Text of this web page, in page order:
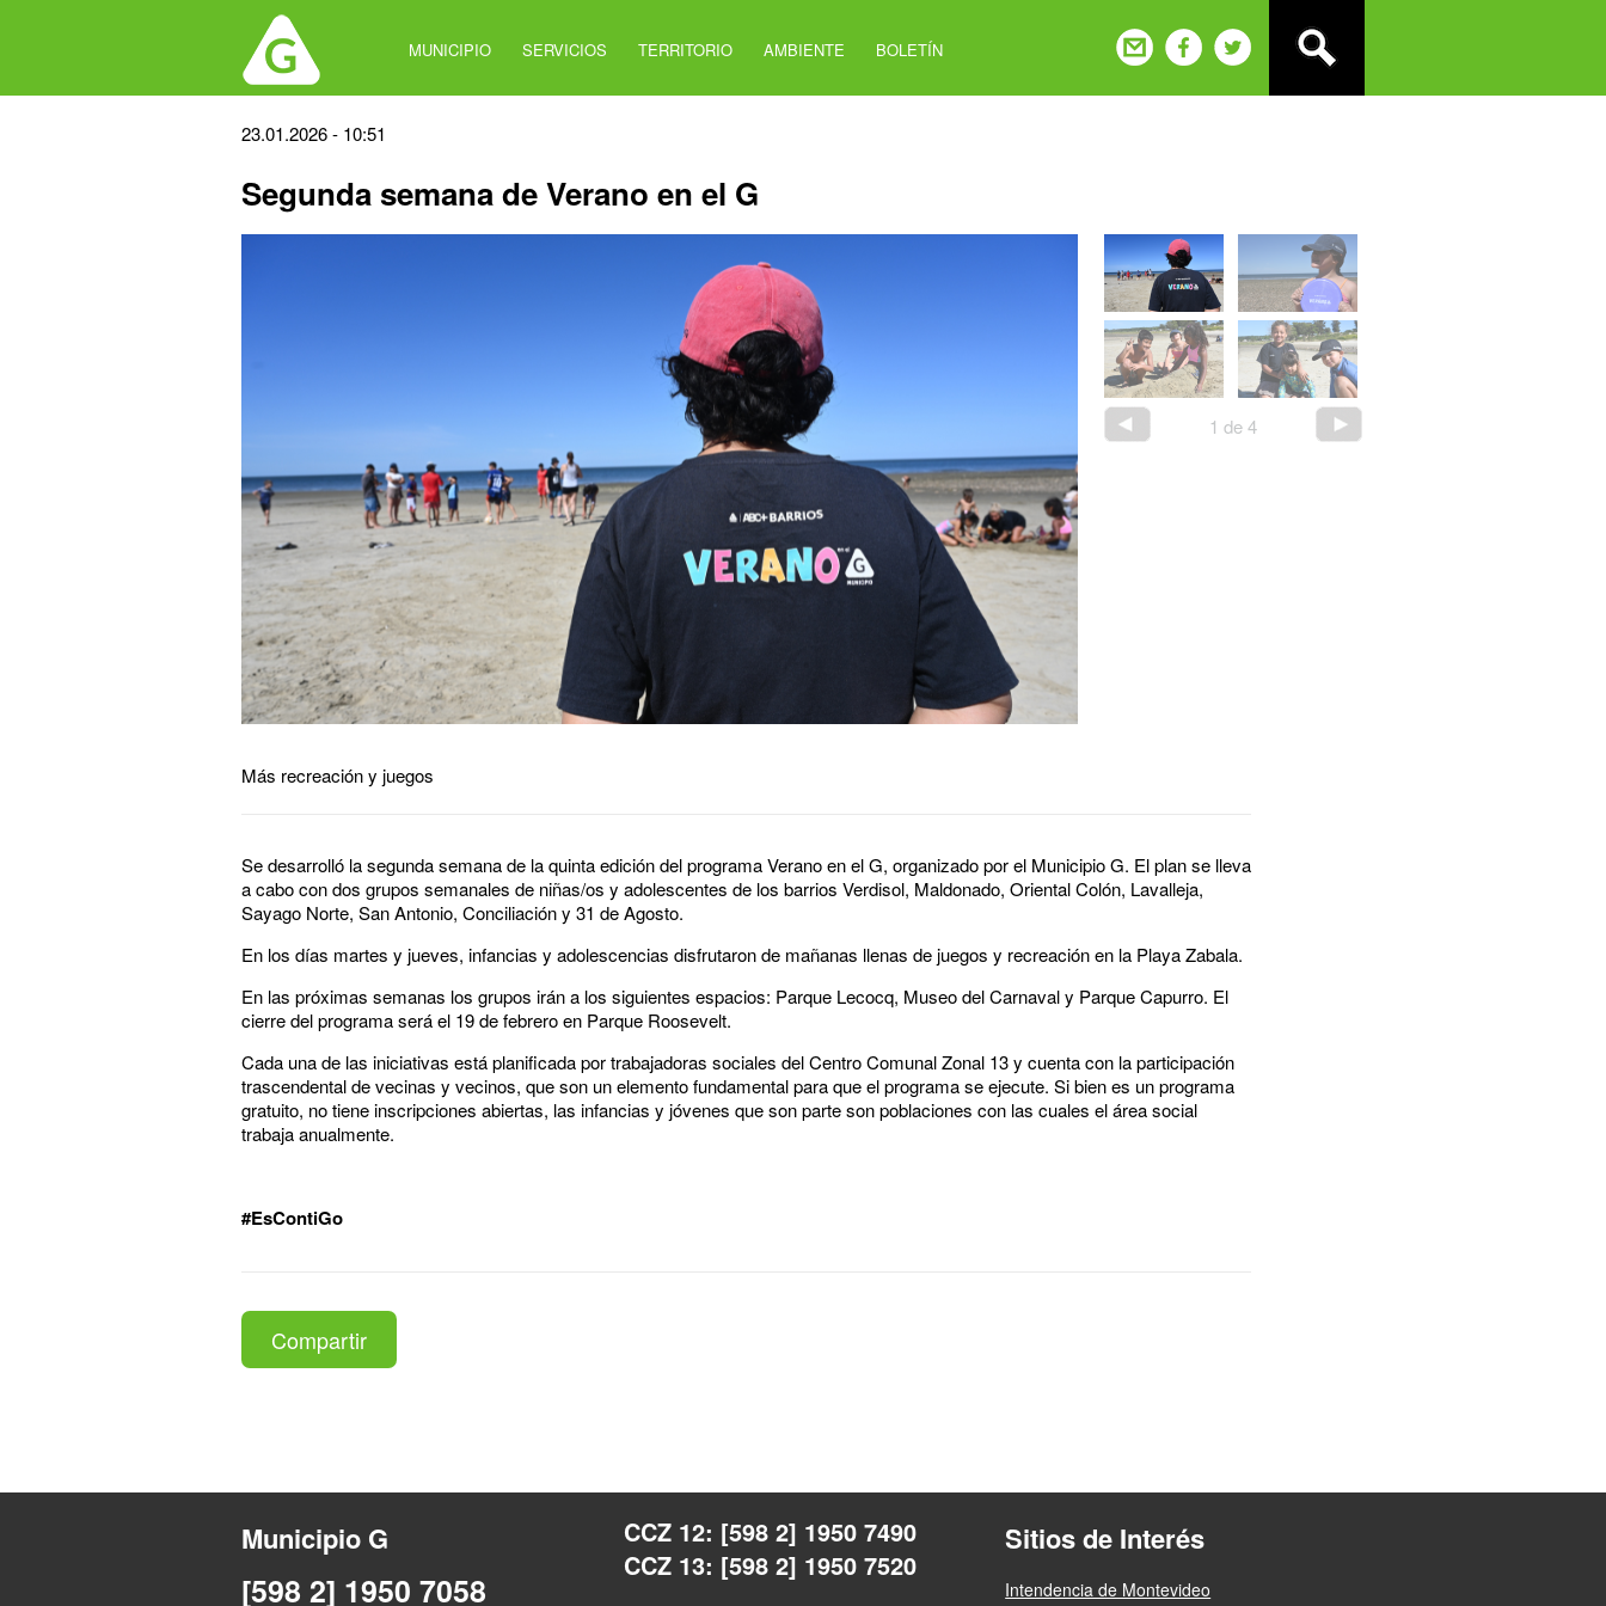
MUNICIPIO SERVICIOS TERRITORIO AMBIENTE BOLETÍN
Back
top
23.01.2026 - 10:51
Segunda semana de Verano en el G
1 de4
Más recreación y juegos
Se desarrolló la segunda semana de la quinta edición del programa Verano en el G, organizado por el Municipio G. El plan se lleva
a cabo con dos grupos semanales de niñas/os y adolescentes de los barrios Verdisol, Maldonado, Oriental Colón, Lavalleja,
Sayago Norte, San Antonio, Conciliación y 31 de Agosto.
En los días martes y jueves, infancias y adolescencias disfrutaron de mañanas llenas de juegos y recreación en la Playa Zabala.
En las próximas semanas los grupos irán a los siguientes espacios: Parque Lecocq, Museo del Carnaval y Parque Capurro. El
cierre del programa será el 19 de febrero en Parque Roosevelt.
Cada una de las iniciativas está planificada por trabajadoras sociales del Centro Comunal Zonal 13 y cuenta con la participación
trascendental de vecinas y vecinos, que son un elemento fundamental para que el programa se ejecute. Si bien es un programa
gratuito, no tiene inscripciones abiertas, las infancias y jóvenes que son parte son poblaciones con las cuales el área social
trabaja anualmente.
#EsContiGo
Compartir
Municipio G
[598 2] 1950 7058
CCZ 12: [598 2] 1950 7490
CCZ 13: [598 2] 1950 7520
Sitios de Interés
Intendencia de Montevideo